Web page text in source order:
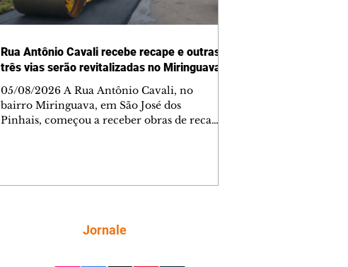
Rua Antônio Cavali recebe recape e outras
três vias serão revitalizadas no Miringuava
05/08/2026 A Rua Antônio Cavali, no
bairro Miringuava, em São José dos
Pinhais, começou a receber obras de recape
pavimentação deve melhorar as condições
Jornale